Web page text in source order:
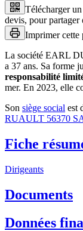
Télécharger
devis, pour partager
Imprimer cette
La société EARL
a 37 ans. Sa forme
responsabilité
mer. En 2023, elle
Son siège social est
RUAULT 56370
Fiche
Dirigeants
Documents
Données